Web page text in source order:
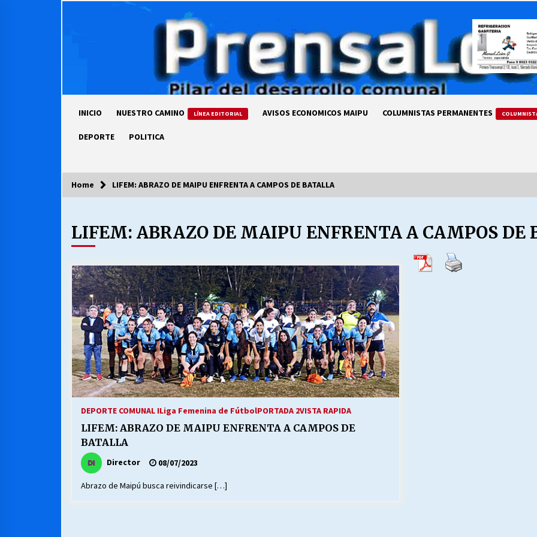
INICIO NUESTRO CAMINO LÍNEA EDITORIAL AVISOS ECONOMICOS MAIPU COLUMNISTAS PERMANENTES
DEPORTE POLITICA
COLUMNISTA
Ya se ordenaron las cuentas de
luz… ¿Y cuándo van a bajar?
LA DC POR SIEMPRE.RECORDANDO
69 AÑOS DE HISTORIA
28/07/2026
MUNICIPALIDAD, TRABAJADORES,
CLIMA LABORAL:
13/07/2026
Escuela hospitalaria El Carmen de
Maipu.
25/06/2026
VOLVER A SER ALTERNATIVA
16/06/2026
MUNICIPALIDADES, HONORARIOS,
DESPIDOS
28/05/2026
S.O.S. a los ricos, Save Our Souls
30/04/2026
¿Asesores con doble sueldo?
Home LIFEM: ABRAZO DE MAIPU ENFRENTA A CAMPOS DE BATALLA
LIFEM: ABRAZO DE MAIPU ENFRENTA A CAMPOS DE
DEPORTE COMUNAL ILiga Femenina de FútbolPORTADA 2VISTA RAPIDA
LIFEM: ABRAZO DE MAIPU ENFRENTA A CAMPOS DE
BATALLA
Director 08/07/2023
Abrazo de Maipú busca reivindicarse […]